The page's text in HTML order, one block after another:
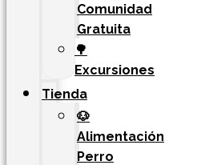
Comunidad
Gratuita
🌳
Excursiones
Tienda
🐶
Alimentación
Perro